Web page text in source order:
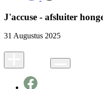
J'accuse - afsluiter
31 Augustus 2025